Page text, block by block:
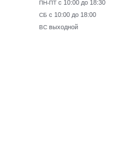
ПН-ПТ с 10:00 до 18:30
СБ с 10:00 до 18:00
ВС выходной